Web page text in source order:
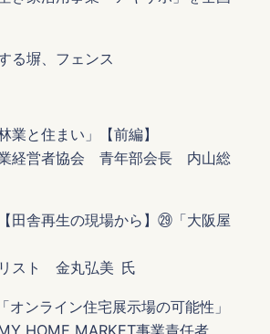
る塀、フェンス
業と住まい」【前編】
業経営者協会 青年部会長 内山総
舎再生の現場から】㉙「大阪屋
スト 金丸弘美 氏
ンライン住宅展示場の可能性」
HOME MARKET事業責任者